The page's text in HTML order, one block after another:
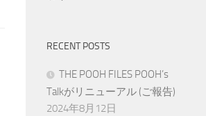
RECENT POSTS
THE POOH FILES POOH’s
Talkがリニューアル (ご報告)
2024年8月12日